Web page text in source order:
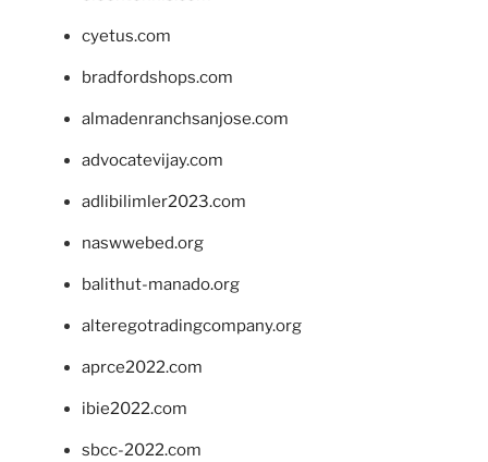
cyetus.com
bradfordshops.com
almadenranchsanjose.com
advocatevijay.com
adlibilimler2023.com
naswwebed.org
balithut-manado.org
alteregotradingcompany.org
aprce2022.com
ibie2022.com
sbcc-2022.com